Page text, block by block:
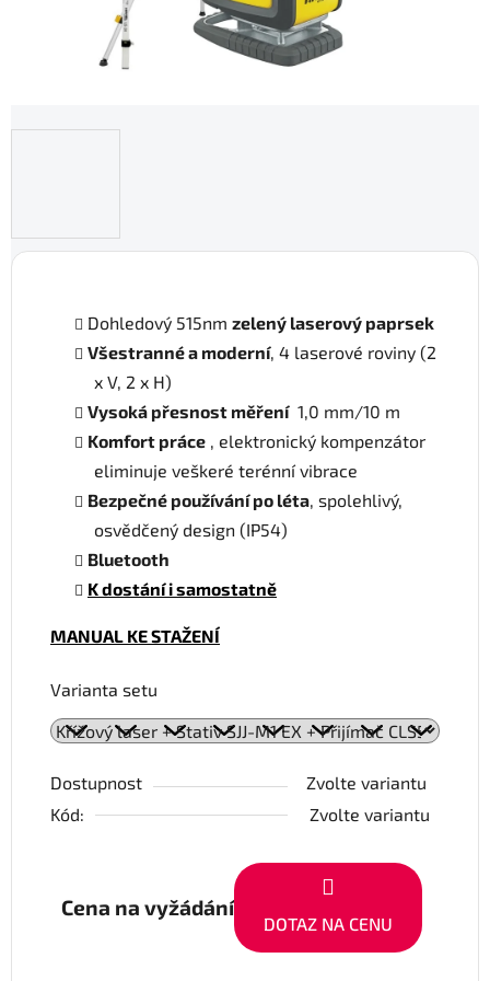
Dohledový 515nm zelený laserový paprsek
Všestranné a moderní, 4 laserové roviny (2
x V, 2 x H)
Vysoká přesnost měření 1,0 mm/10 m
Komfort práce , elektronický kompenzátor
eliminuje veškeré terénní vibrace
Bezpečné používání po léta, spolehlivý,
osvědčený design (IP54)
Bluetooth
K dostání i samostatně
MANUAL KE STAŽENÍ
Varianta setu
Dostupnost
Zvolte variantu
Kód:
Zvolte variantu
Cena na vyžádání
DOTAZ NA CENU